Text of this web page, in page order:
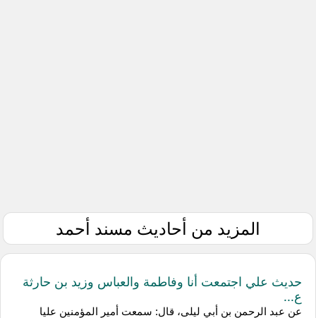
المزيد من أحاديث مسند أحمد
حديث علي اجتمعت أنا وفاطمة والعباس وزيد بن حارثة
ع...
عن عبد الرحمن بن أبي ليلى، قال: سمعت أمير المؤمنين عليا